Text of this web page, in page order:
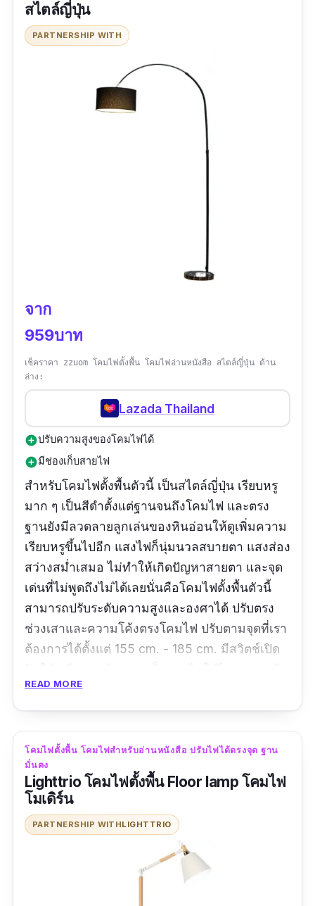
อะคริลิค
รีวิวจากผู้ใช้จริง: -
สไตล์ญี่ปุ่น
PARTNERSHIP WITH
จาก
959บาท
เช็คราคา zzuom โคมไฟตั้งพื้น โคมไฟอ่านหนังสือ สไตล์ญี่ปุ่น ด้าน
ล่าง:
Lazada Thailand
add_circleปรับความสูงของโคมไฟได้
add_circleมีช่องเก็บสายไฟ
สำหรับโคมไฟตั้งพื้นตัวนี้ เป็นสไตล์ญี่ปุ่น เรียบหรู
มาก ๆ เป็นสีดำตั้งแต่ฐานจนถึงโคมไฟ และตรง
ฐานยังมีลวดลายลูกเล่นของหินอ่อนให้ดูเพิ่มความ
เรียบหรูขึ้นไปอีก แสงไฟก็นุ่มนวลสบายตา แสงส่อง
สว่างสม่ำเสมอ ไม่ทำให้เกิดปัญหาสายตา และจุด
เด่นที่ไม่พูดถึงไม่ได้เลยนั่นคือโคมไฟตั้งพื้นตัวนี้
สามารถปรับระดับความสูงและองศาได้ ปรับตรง
ช่วงเสาและความโค้งตรงโคมไฟ ปรับตามจุดที่เรา
ต้องการได้ตั้งแต่ 155 cm. - 185 cm. มีสวิตช์เปิด
โคมไฟตัวนี้ก็มีที่เก็บให้อีก เป็นโคมไฟตั้งพื้นที่ครบ
ครันมาก ๆ
ข้อมูลเฉพาะ
ขนาด :สูง 120-155 cm.
วัสดุ :Plastic
READ MORE
โคมไฟตั้งพื้น โคมไฟสำหรับอ่านหนังสือ ปรับไฟได้ตรงจุด ฐาน
มั่นคง
Lighttrio โคมไฟตั้งพื้น Floor lamp โคมไฟ
โมเดิร์น
PARTNERSHIP WITHLIGHTTRIO